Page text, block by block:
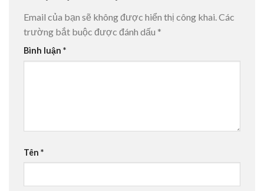
Email của bạn sẽ không được hiển thị công khai.Các
trường bắt buộc được đánh dấu *
Bình luận *
Tên *